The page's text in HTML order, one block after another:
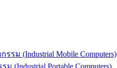
(Industrial Mobile Computers)